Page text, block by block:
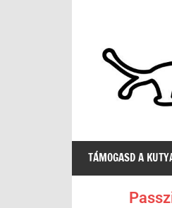
egyetlen
értelmes
választás
TÁMOGASD A